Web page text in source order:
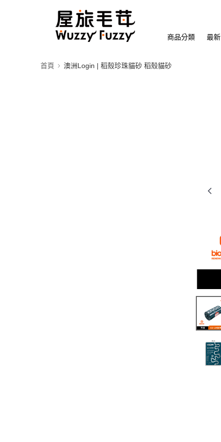
商品分類 最
首頁 澳洲Login | 稻殼珍珠貓砂 稻殼貓砂